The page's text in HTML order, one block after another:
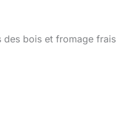
des bois et fromage